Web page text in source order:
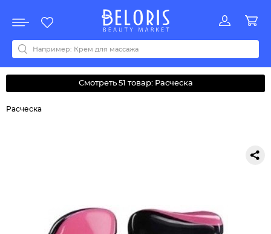
Акции
Все бренды
0-9ABCDEFGHIJKLMNOPQRSTUVWYZАБВДЗИМОКЛНПРСТУФ
Смотреть 51 товар: Расческа
Расческа